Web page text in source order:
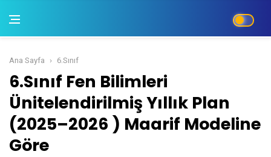
Ana Sayfa 6.Sınıf
6.Sınıf Fen Bilimleri
Ünitelendirilmiş Yıllık Plan
(2025–2026 ) Maarif Modeline
Göre